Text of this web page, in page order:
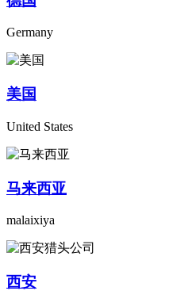
Germany
美国
United States
马来西亚
malaixiya
西安